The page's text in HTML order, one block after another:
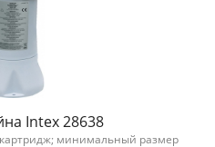
Intex 28638
минимальный размер